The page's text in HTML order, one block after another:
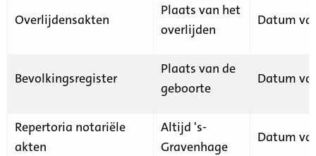
Overlijdensakten
Plaats van het
overlijden
Datum
Bevolkingsregister
Plaats van de
geboorte
Datum
Repertoria notariële
akten
Altijd 's-
Gravenhage
Datum